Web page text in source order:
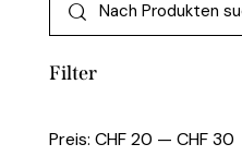
Filter
Preis: CHF 20 — CHF 30